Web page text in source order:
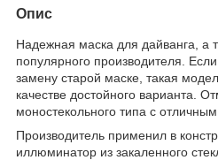
Опис
Надежная маска для дайванга, а
популярного производителя.
замену старой маске, такая
качестве достойного варианта.
моностекольного типа с
Производитель применил в
иллюминатор из закаленного